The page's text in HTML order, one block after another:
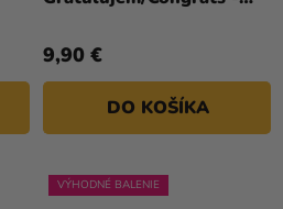
9,90 €
DO KOŠÍKA
VÝHODNÉ BALENIE